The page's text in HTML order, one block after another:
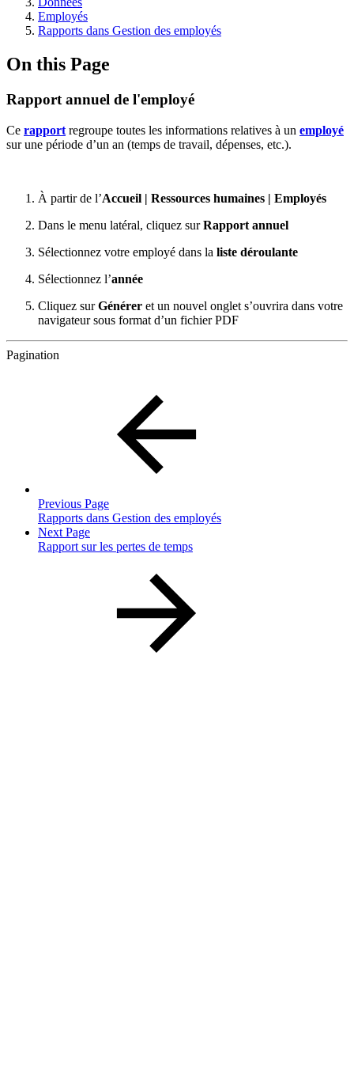
Employés
Rapports dans Gestion des employés
On this Page
Rapport annuel de l'employé
Ce rapport regroupe toutes les informations relatives à un employé
sur une période d’un an (temps de travail, dépenses, etc.).
À partir de l’Accueil | Ressources humaines | Employés
Dans le menu latéral, cliquez surRapport annuel
Sélectionnez votre employé dans la liste déroulante
Sélectionnez l’année
Cliquez surGénérer et un nouvel onglet s’ouvrira dans votre
navigateur sous format d’un fichier PDF
Pagination
Previous Page
Rapports dans Gestion des employés
Next Page
Rapport sur les pertes de temps